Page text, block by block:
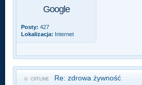
Google
Posty: 427
Lokalizacja: Internet
Re: zdrowa żywność